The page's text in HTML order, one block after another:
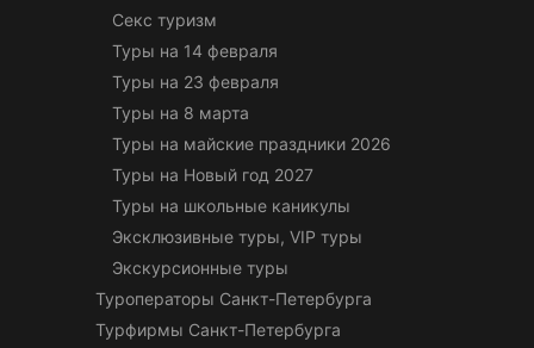
Секс туризм
Туры на 14 февраля
Туры на 23 февраля
Туры на 8 марта
Туры на майские праздники 2026
Туры на Новый год 2027
Туры на школьные каникулы
Эксклюзивные туры, VIP туры
Экскурсионные туры
Туроператоры Санкт-Петербурга
Турфирмы Санкт-Петербурга